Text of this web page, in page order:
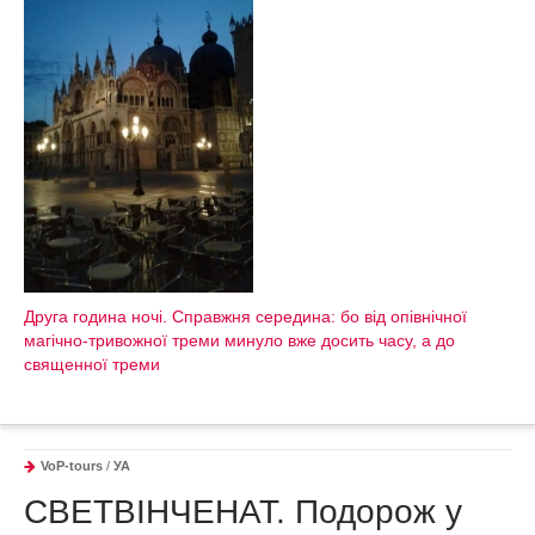
Друга година ночі. Справжня середина: бо від опівнічної
магічно-тривожної треми минуло вже досить часу, а до
священної треми
VoP-tours / УА
СВЕТВІНЧЕНАТ. Подорож у